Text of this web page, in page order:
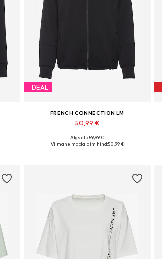
DEAL
FRENCH CONNECTION LM
50,99 €
Algselt: 59,99 €
Viimane madalaim hind:50,99 €